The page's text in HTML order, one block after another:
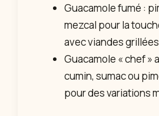
Guacamole fumé :
mezcal pour la
avec viandes
Guacamole « chef »
cumin, sumac ou
pour des variations